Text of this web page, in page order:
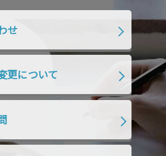
年9月
年6月
年3月 2018年2月
せ
更について